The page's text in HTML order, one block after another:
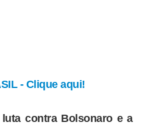
- Clique aqui!
contra Bolsonaro e a